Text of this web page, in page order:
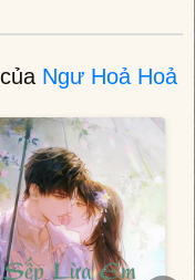
Ngư Hoả Hoả